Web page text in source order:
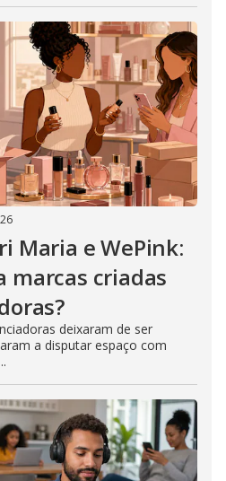
Maria e WePink:
marcas criadas
deixaram de ser
a disputar espaço com